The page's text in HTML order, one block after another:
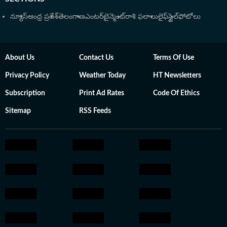
న్యూస్ఆంధ్ర ప్రదేశ్తెలంగాణఎంటర్‌టైన్మెంట్రాశి ఫలాలులైఫ్‌స్టైల్ఫోటోలు
About Us Contact Us Terms Of Use
Privacy Policy Weather Today HT Newsletters
Subscription Print Ad Rates Code Of Ethics
Sitemap RSS Feeds